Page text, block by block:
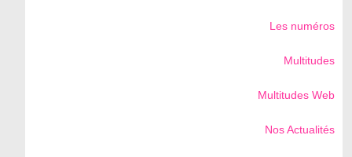
Les numéros
Multitudes
Multitudes Web
Nos Actualités